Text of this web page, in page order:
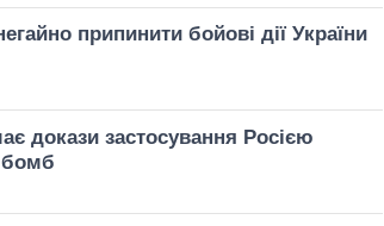
припинити бойові дії України
докази застосування Росією
бомб